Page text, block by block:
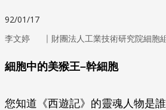
92/01/17
李文婷 ｜ 財團法人工業技術研究院細胞
細胞中的美猴王–幹細胞
您知道《西遊記》的靈魂人物是